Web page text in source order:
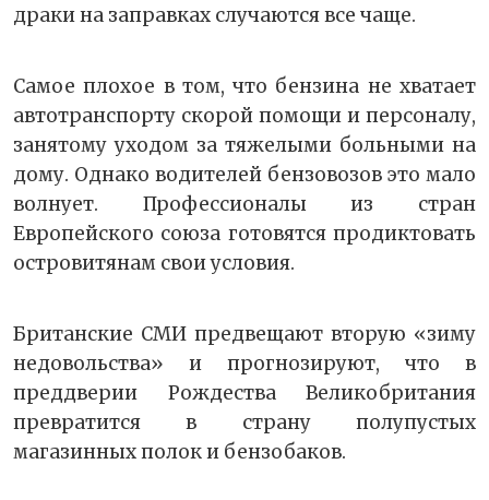
драки на заправках случаются все чаще.
Самое плохое в том, что бензина не хватает
автотранспорту скорой помощи и персоналу,
занятому уходом за тяжелыми больными на
дому. Однако водителей бензовозов это мало
волнует. Профессионалы из стран
Европейского союза готовятся продиктовать
островитянам свои условия.
Британские СМИ предвещают вторую «зиму
недовольства» и прогнозируют, что в
преддверии Рождества Великобритания
превратится в страну полупустых
магазинных полок и бензобаков.